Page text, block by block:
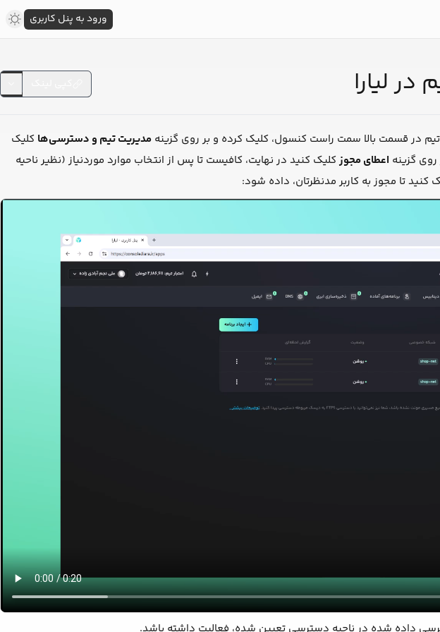
لیارا
تیم در قسمت بالا سمت راست کنسول، کلیک کرده و بر روی گزینه مدیریت تیم و دسترسی‌ها کلیک
گزینه اعطای مجوزکلیک کنید در نهایت، کافیست تا پس از انتخاب موارد موردنیاز (نظیر ناحیه
تا مجوز به کاربر مدنظرتان، داده شود:
ورود به پنل کاربری